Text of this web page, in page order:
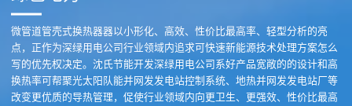
微管道管壳式换热器器以小形化、高效、性价比最高率、轻型分析的亮
点，正作为深绿用电公司行业领域内追求可快速新能源技术处理方案怎么
写的优先权决定。沈氏节能开发深绿用电公司系好产品宽敞的的设计和高
换热率可帮聚光太阳队能并网发发电站控制系统、地热并网发发电站厂等
改变更优质的导热管理，促使行业领域内向更卫生、更强效、性价比最高